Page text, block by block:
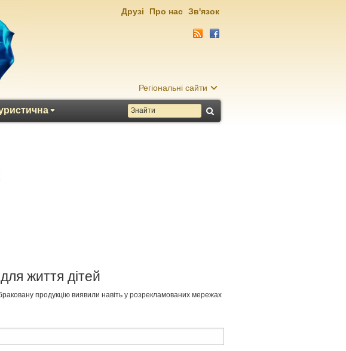
Регіональні сайти
Друзі Про нас Зв'язок
життя дітей
продукцію виявили навіть у розрекламованих мережах